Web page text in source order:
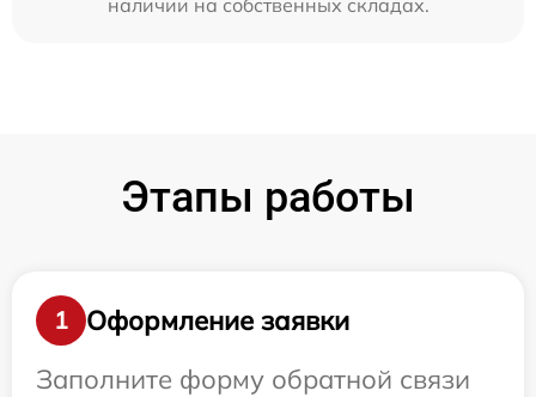
наличии на собственных складах.
Этапы работы
1
Оформление заявки
Заполните форму обратной связи